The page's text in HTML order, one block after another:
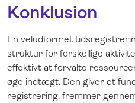
Konklusion
En veludformet
struktur for forskellige
effektivt at forvalte
øge indtægt. Den giver et
registrering, fremmer